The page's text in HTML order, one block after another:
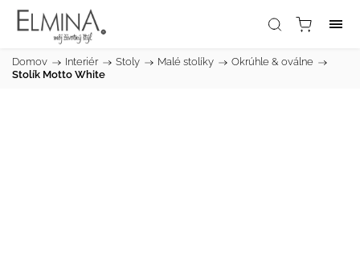
Domov / Interiér / Stoly / Malé stolíky / Okrúhle & oválne /
Stolík Motto White